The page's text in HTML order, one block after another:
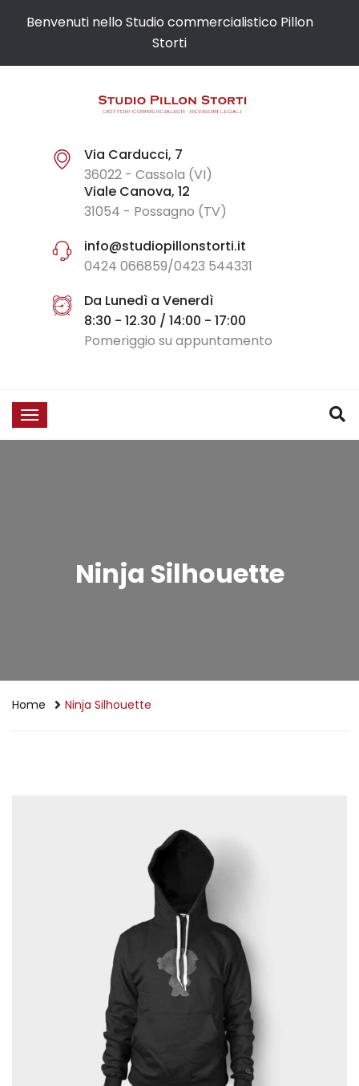
Benvenuti nello Studio commercialistico Pillon
Storti
Via Carducci, 7
36022 - Cassola (VI)
Viale Canova, 12
31054 - Possagno (TV)
info@studiopillonstorti.it
0424 066859/0423 544331
Da Lunedì a Venerdì
8:30 - 12.30 / 14:00 - 17:00
Pomeriggio su appuntamento
Ninja Silhouette
Home Ninja Silhouette